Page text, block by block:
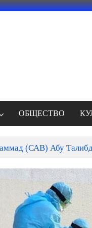
ОБЩЕСТВО
(САВ) Абу